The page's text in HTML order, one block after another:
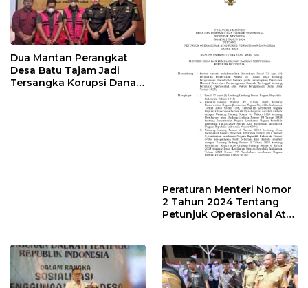
Dua Mantan Perangkat
Desa Batu Tajam Jadi
Tersangka Korupsi Dana
Peraturan Menteri Nomor
2 Tahun 2024 Tentang
Petunjuk Operasional Atas